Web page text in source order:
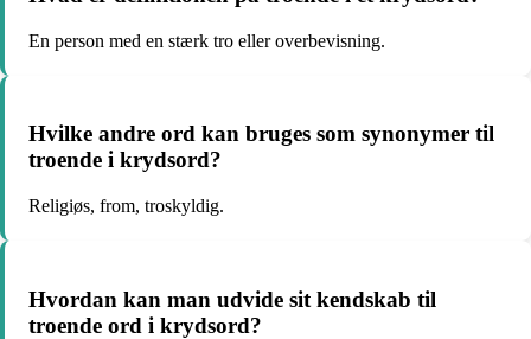
En person med en stærk tro eller overbevisning.
Hvilke andre ord kan bruges som synonymer til
troende i krydsord?
Religiøs, from, troskyldig.
Hvordan kan man udvide sit kendskab til
troende ord i krydsord?